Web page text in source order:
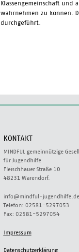
Klassengemeinschaft und
wahrnehmen zu können.
durchgeführt.
KONTAKT
MINDFUL gemeinnützige
für Jugendhilfe
Fleischhauer Straße 10
48231 Warendorf.
info@mindful-jugendhilfe.de
Telefon: 02581-5297053
Fax: 02581-5297054
Impressum
Datenschutzerklärung